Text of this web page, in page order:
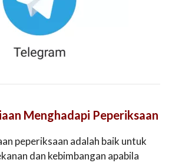
Menghadapi Peperiksaan
peperiksaan adalah baik untuk
dan kebimbangan apabila